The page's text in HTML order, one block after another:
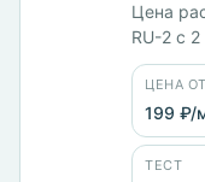
Цена
RU-2 с
399 ₽/
₽/мес,
RU-16
— 1599
ЦЕНА ОТ
199 ₽/
ТЕСТ